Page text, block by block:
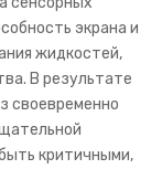
экрана и
жидкостей,
В результате
своевременно
критичными,